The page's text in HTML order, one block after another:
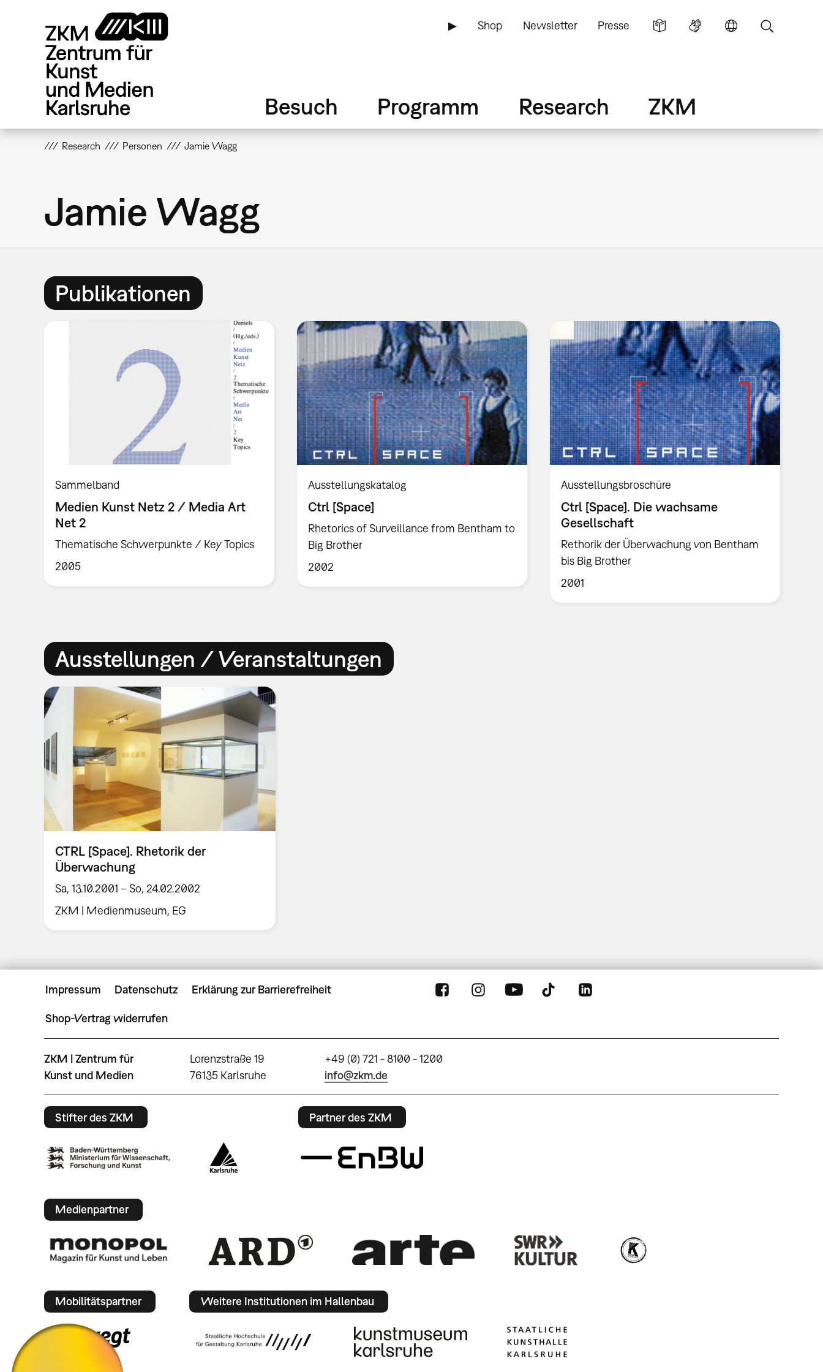
▶ Shop Newsletter Presse
Besuch Programm Research ZKM
Research Personen Jamie Wagg
Jamie Wagg
Publikationen
Sammelband
Medien Kunst Netz 2 / Media Art
Net 2
Thematische Schwerpunkte / Key Topics
2005
Ausstellungskatalog
Ctrl [Space]
Rhetorics of Surveillance from Bentham to
Big Brother
2002
Ausstellungsbroschüre
Ctrl [Space]. Die wachsame
Gesellschaft
Rethorik der Überwachung von Bentham
bis Big Brother
2001
Ausstellungen / Veranstaltungen
CTRL [Space]. Rhetorik der
Überwachung
Sa, 13.10.2001 – So, 24.02.2002
ZKM | Medienmuseum, EG
Impressum Datenschutz Erklärung zur Barrierefreiheit
Shop-Vertrag widerrufen
ZKM | Zentrum für
Kunst und Medien
Lorenzstraße 19
76135 Karlsruhe
+49 (0) 721 - 8100 - 1200
info@zkm.de
Stifter des ZKM Partner des ZKM
Medienpartner
Mobilitätspartner Weitere Institutionen im Hallenbau